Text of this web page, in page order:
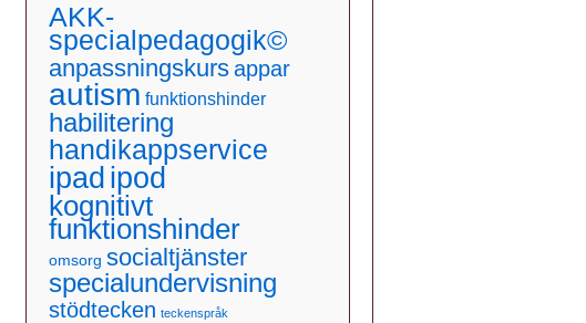
AKK-
specialpedagogik©
anpassningskursappar
autism funktionshinder
habilitering
handikappservice
ipadipod
kognitivt
funktionshinder
omsorg socialtjänster
specialundervisning
stödtecken teckenspråk